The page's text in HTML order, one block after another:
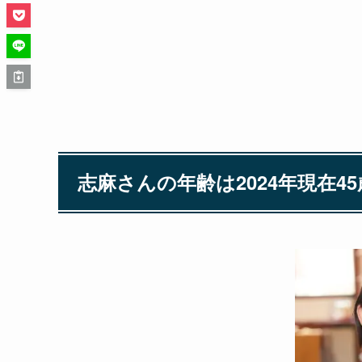
志麻さんの年齢は2024年現在